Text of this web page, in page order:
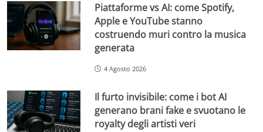
Piattaforme vs AI: come Spotify,
Apple e YouTube stanno
costruendo muri contro la musica
generata
4 Agosto 2026
Il furto invisibile: come i bot AI
generano brani fake e svuotano le
royalty degli artisti veri